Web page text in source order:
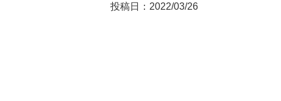
投稿日：2022/03/26